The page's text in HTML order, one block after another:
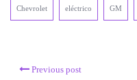
Chevrolet eléctrico GM
Previous post